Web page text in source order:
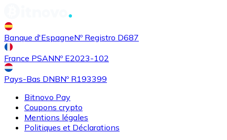
Banque d'EspagneNº Registro D687
France PSANNº E2023-102
Pays-Bas DNBNº R193399
Bitnovo Pay
Coupons crypto
Mentions légales
Politiques et Déclarations